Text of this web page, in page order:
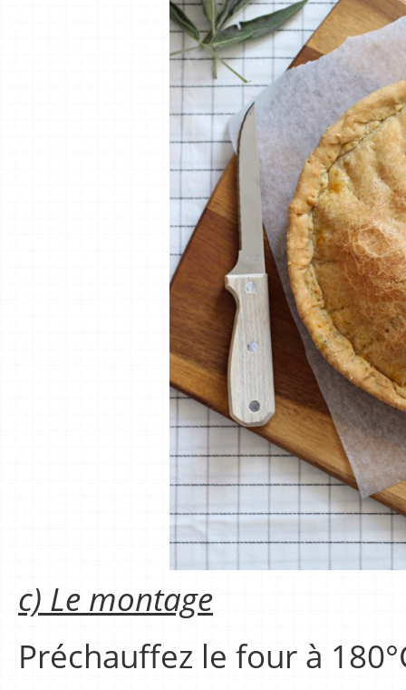
c) Le montage
Préchauffez le four à